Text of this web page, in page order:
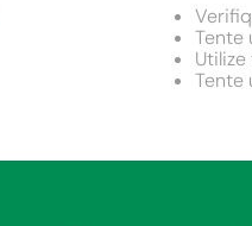
Tente
Tente